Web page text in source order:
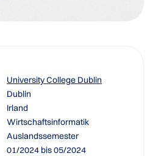
University College Dublin
Dublin
Irland
Wirtschaftsinformatik
Auslandssemester
01/2024 bis 05/2024